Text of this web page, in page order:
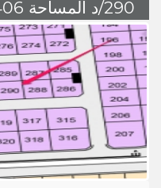
220 الف ريال